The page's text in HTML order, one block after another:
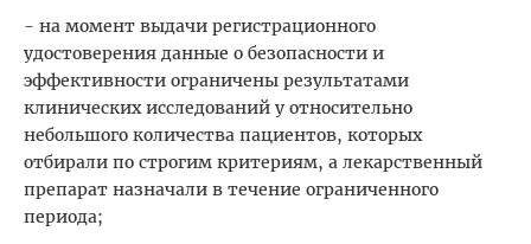
- на момент выдачи регистрационного
удостоверения данные о безопасности и
эффективности ограничены результатами
клинических исследований у относительно
небольшого количества пациентов, которых
отбирали по строгим критериям, а лекарственный
препарат назначали в течение ограниченного
периода;